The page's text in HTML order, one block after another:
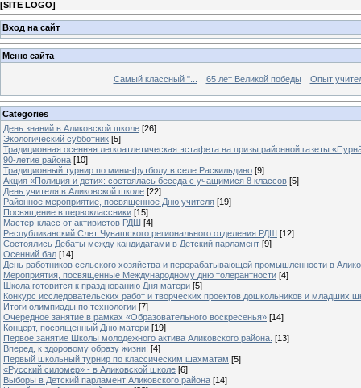
[SITE LOGO]
Вход на сайт
Меню сайта
Самый классный "... 65 лет Великой победы Опыт
Categories
День знаний в Аликовской школе [26]
Экологический субботник [5]
Традиционная осенняя легкоатлетическая эстафета на призы районной газеты
90-летие района [10]
Традиционный турнир по мини-футболу в селе Раскильдино [9]
Акция «Полиция и дети»: состоялась беседа с учащимися 8 классов [5]
День учителя в Аликовской школе [22]
Районное мероприятие, посвященное Дню учителя [19]
Посвящение в первоклассники [15]
Мастер-класс от активистов РДШ [4]
Республиканский Слет Чувашского регионального отделения РДШ [12]
Состоялись Дебаты между кандидатами в Детский парламент [9]
Осенний бал [14]
День работников сельского хозяйства и перерабатывающей промышленности в
Мероприятия, посвященные Международному дню толерантности [4]
Школа готовится к празднованию Дня матери [5]
Конкурс исследовательских работ и творческих проектов дошкольников и младших
Итоги олимпиады по технологии [7]
Очередное занятие в рамках «Образовательного воскресенья» [14]
Концерт, посвященный Дню матери [19]
Первое занятие Школы молодежного актива Аликовского района. [13]
Вперед, к здоровому образу жизни! [4]
Первый школьный турнир по классическим шахматам [5]
«Русский силомер» - в Аликовской школе [6]
Выборы в Детский парламент Аликовского района [14]